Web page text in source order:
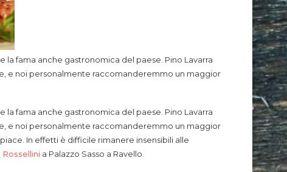
la fama anche gastronomica del paese. Pino Lavarra
e noi personalmente raccomanderemmo un maggior
la fama anche gastronomica del paese. Pino Lavarra
e noi personalmente raccomanderemmo un maggior
In effetti è difficile rimanere insensibili alle
Rossellini a Palazzo Sasso a Ravello.